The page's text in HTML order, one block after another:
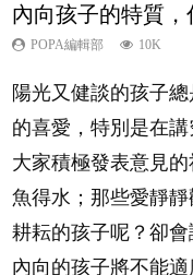
內向孩子的特質，
POPA編輯部 10K
陽光又健談的孩子
的喜愛，特別是在
大家積極發表意見
魚得水；那些愛靜
耕耘的孩子呢？卻
內向的孩子將不能
想孩子學好外語，
POPA編輯部 9.9K
有人話學多種語言
卻說一時間太多語
淆，到底誰是誰非
解開語言學習的迷思
夫妻必看！經營婚
POPA編輯部 22.9K
你是不是也曾經以
婚，就自然能走到
發現事情不如你所
如我們想像的簡單
那麼難。一起來認
孩子能力天注定？
POPA編輯部 7.9K
很多父母都希望孩子
女」，學業別太差
條。這樣的孩子是
熊掌，不能兼得？...
愛孩子也別忘了愛
關顧自己的身心靈
照顧孩子衣食住行
測驗，還要陪玩製
理家中雜項要務……
個任務要做。可惜
的，總被遺漏——關